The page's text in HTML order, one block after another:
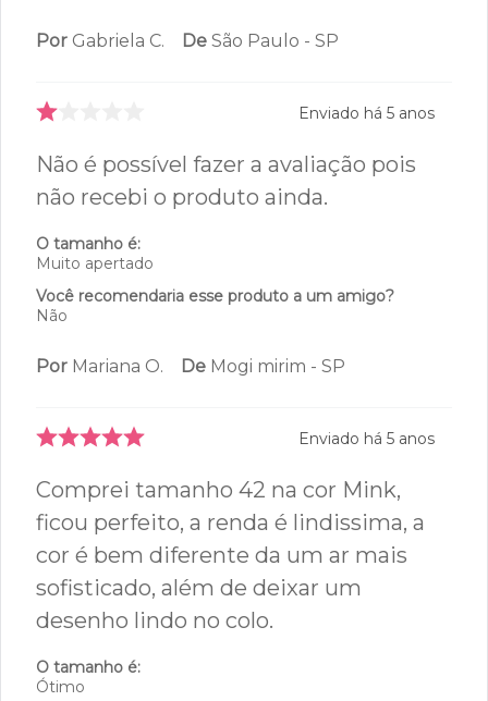
Por Gabriela C. De São Paulo - SP
Enviado há 5 anos
Não é possível fazer a avaliação pois
não recebi o produto ainda.
O tamanho é:
Muito apertado
Você recomendaria esse produto a um amigo?
Não
Por Mariana O. De Mogi mirim - SP
Enviado há 5 anos
Comprei tamanho 42 na cor Mink,
ficou perfeito, a renda é lindissima, a
cor é bem diferente da um ar mais
sofisticado, além de deixar um
desenho lindo no colo.
O tamanho é:
Ótimo